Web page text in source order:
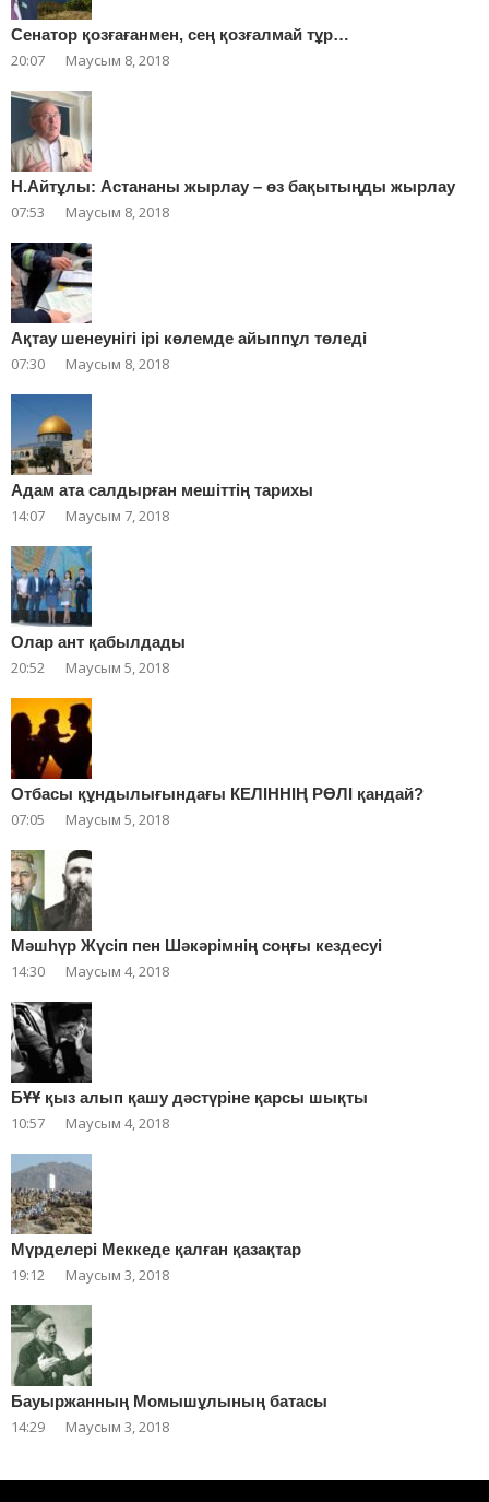
Сенатор қозғағанмен, сең қозғалмай тұр…
20:07 Маусым 8, 2018
Н.Айтұлы: Астананы жырлау – өз бақытыңды жырлау
07:53 Маусым 8, 2018
Ақтау шенеунігі ірі көлемде айыппұл төледі
07:30 Маусым 8, 2018
Адам ата салдырған мешіттің тарихы
14:07 Маусым 7, 2018
Олар ант қабылдады
20:52 Маусым 5, 2018
Отбасы құндылығындағы КЕЛІННІҢ РӨЛІ қандай?
07:05 Маусым 5, 2018
Мәшһүр Жүсіп пен Шәкәрімнің соңғы кездесуі
14:30 Маусым 4, 2018
БҰҰ қыз алып қашу дәстүріне қарсы шықты
10:57 Маусым 4, 2018
Мүрделері Меккеде қалған қазақтар
19:12 Маусым 3, 2018
Бауыржанның Момышұлының батасы
14:29 Маусым 3, 2018